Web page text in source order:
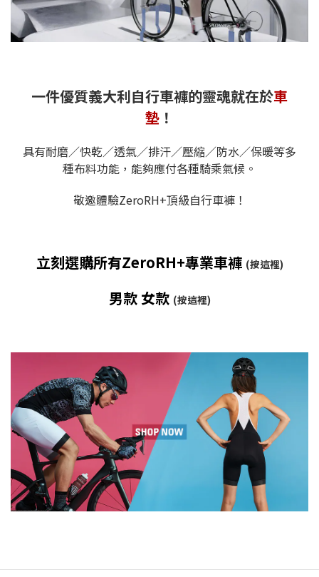
一件優質義大利自行車褲的靈魂就在於車
墊 ！
具有耐磨／快乾／透氣／排汗／壓縮／防水／保暖等多
種布料功能， 能夠應付各種騎乘氣候。
敬邀體驗ZeroRH+頂級自行車褲！
立刻選購所有ZeroRH+專業車褲 (按這裡)
男款 女款 (按這裡)